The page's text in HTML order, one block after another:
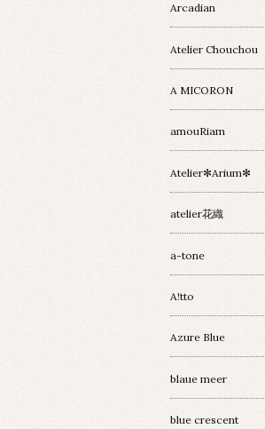
Arcadian
Atelier Chouchou
A MICORON
amouRiam
Atelier✻Arium✻
atelier花織
a-tone
A!tto
Azure Blue
blaue meer
blue crescent